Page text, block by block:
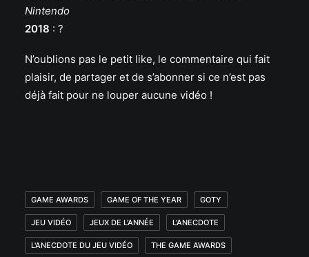
Nintendo
2018 : ?
N’oublions pas le petit like, le commentaire qui fait
plaisir, de partager et de s’abonner si ce n’est pas
déjà fait pour ne louper aucune vidéo !
GAME AWARDS GAME OF THE YEAR GOTY
JEU VIDÉO JEUX DE L'ANNÉE L'ANECDOTE
L'ANECDOTE DU JEU VIDÉO THE GAME AWARDS